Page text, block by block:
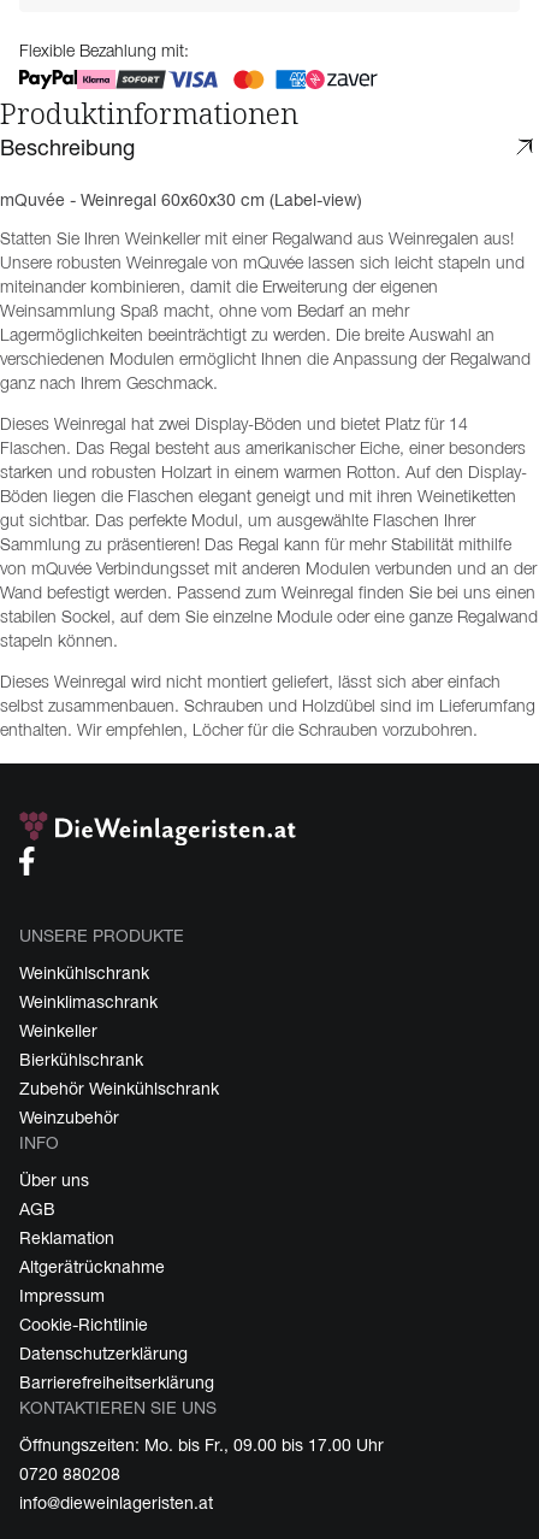
Flexible Bezahlung mit:
Produktinformationen
Beschreibung
mQuvée - Weinregal 60x60x30 cm (Label-view)
Statten Sie Ihren Weinkeller mit einer Regalwand aus Weinregalen aus!
Unsere robusten Weinregale von mQuvée lassen sich leicht stapeln und
miteinander kombinieren, damit die Erweiterung der eigenen
Weinsammlung Spaß macht, ohne vom Bedarf an mehr
Lagermöglichkeiten beeinträchtigt zu werden. Die breite Auswahl an
verschiedenen Modulen ermöglicht Ihnen die Anpassung der Regalwand
ganz nach Ihrem Geschmack.
Dieses Weinregal hat zwei Display-Böden und bietet Platz für 14
Flaschen. Das Regal besteht aus amerikanischer Eiche, einer besonders
starken und robusten Holzart in einem warmen Rotton. Auf den Display-
Böden liegen die Flaschen elegant geneigt und mit ihren Weinetiketten
gut sichtbar. Das perfekte Modul, um ausgewählte Flaschen Ihrer
Sammlung zu präsentieren! Das Regal kann für mehr Stabilität mithilfe
von mQuvée Verbindungsset mit anderen Modulen verbunden und an der
Wand befestigt werden. Passend zum Weinregal finden Sie bei uns einen
stabilen Sockel, auf dem Sie einzelne Module oder eine ganze Regalwand
stapeln können.
Dieses Weinregal wird nicht montiert geliefert, lässt sich aber einfach
selbst zusammenbauen. Schrauben und Holzdübel sind im Lieferumfang
enthalten. Wir empfehlen, Löcher für die Schrauben vorzubohren.
UNSERE PRODUKTE
Weinkühlschrank
Weinklimaschrank
Weinkeller
Bierkühlschrank
Zubehör Weinkühlschrank
Weinzubehör
INFO
Über uns
AGB
Reklamation
Altgerätrücknahme
Impressum
Cookie-Richtlinie
Datenschutzerklärung
Barrierefreiheitserklärung
KONTAKTIEREN SIE UNS
Öffnungszeiten: Mo. bis Fr., 09.00 bis 17.00 Uhr
0720 880208
info@dieweinlageristen.at